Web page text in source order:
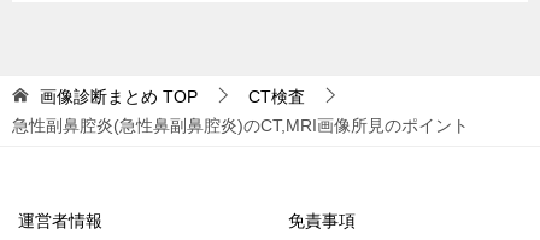
画像診断まとめ TOP
CT検査
急性副鼻腔炎(急性鼻副鼻腔炎)のCT,MRI画像所見のポイント
運営者情報 免責事項